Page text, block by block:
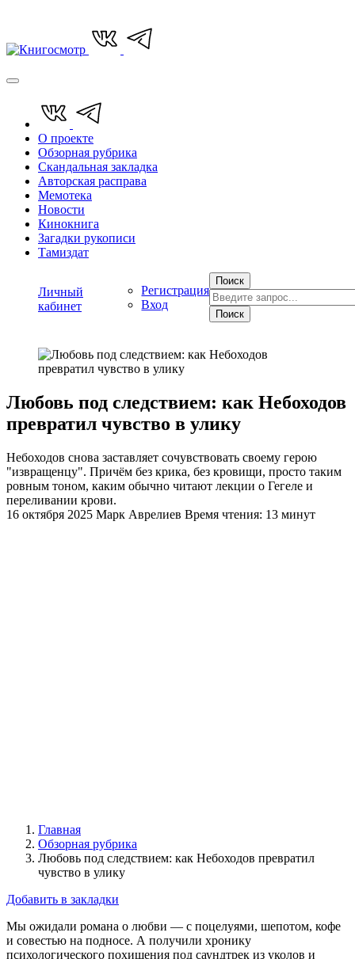
О проекте
Обзорная рубрика
Скандальная закладка
Авторская расправа
Мемотека
Новости
Кинокнига
Загадки рукописи
Тамиздат
Личный
кабинет
Регистрация
Вход
Поиск
Поиск
Любовь под следствием: как Небоходов
превратил чувство в уликy
Небоходов снова заставляет сочувствовать своему герою
"извращенцу". Причём без крика, без кровищи, просто таким
ровным тоном, каким обычно читают лекции о Гегеле и
переливании крови.
16 октября 2025 Марк Аврелиев Время чтения: 13 минут
Главная
Обзорная рубрика
Любовь под следствием: как Небоходов превратил
чувство в уликy
Добавить в закладки
Мы ожидали романа о любви — с поцелуями, шепотом, кофе
и совестью на подносе. А получили хронику
психологического похищения под саундтрек из уколов и